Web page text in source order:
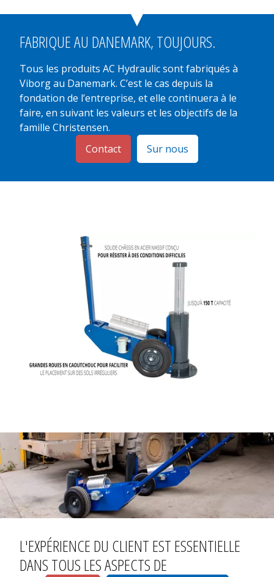
FABRIQUE AU DANEMARK, TOUJOURS.
Tous les produits AC Hydraulic sont fabriqués à
Viborg au Danemark. C’est le cas depuis la
fondation de l’entreprise, et elle continuera à le
faire, en suivant les valeurs et les objectifs de la
famille Christensen.
Contact
Sur nous
L'EXPÉRIENCE DU CLIENTEST ESSENTIELLE
DANS TOUS LES ASPECTS DE